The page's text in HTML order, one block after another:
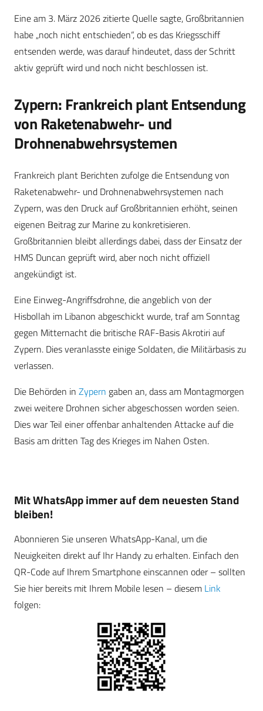
Eine am 3. März 2026 zitierte Quelle sagte, Großbritannien
habe „noch nicht entschieden“, ob es das Kriegsschiff
entsenden werde, was darauf hindeutet, dass der Schritt
aktiv geprüft wird und noch nicht beschlossen ist.
Zypern: Frankreich plant Entsendung
von Raketenabwehr- und
Drohnenabwehrsystemen
Frankreich plant Berichten zufolge die Entsendung von
Raketenabwehr- und Drohnenabwehrsystemen nach
Zypern, was den Druck auf Großbritannien erhöht, seinen
eigenen Beitrag zur Marine zu konkretisieren.
Großbritannien bleibt allerdings dabei, dass der Einsatz der
HMS Duncan geprüft wird, aber noch nicht offiziell
angekündigt ist.
Eine Einweg-Angriffsdrohne, die angeblich von der
Hisbollah im Libanon abgeschickt wurde, traf am Sonntag
gegen Mitternacht die britische RAF-Basis Akrotiri auf
Zypern. Dies veranlasste einige Soldaten, die Militärbasis zu
verlassen.
Die Behörden in Zypern gaben an, dass am Montagmorgen
zwei weitere Drohnen sicher abgeschossen worden seien.
Dies war Teil einer offenbar anhaltenden Attacke auf die
Basis am dritten Tag des Krieges im Nahen Osten.
Mit WhatsApp immer auf dem neuesten Stand
bleiben!
Abonnieren Sie unseren WhatsApp-Kanal, um die
Neuigkeiten direkt auf Ihr Handy zu erhalten. Einfach den
QR-Code auf Ihrem Smartphone einscannen oder – sollten
Sie hier bereits mit Ihrem Mobile lesen – diesem Link
folgen: